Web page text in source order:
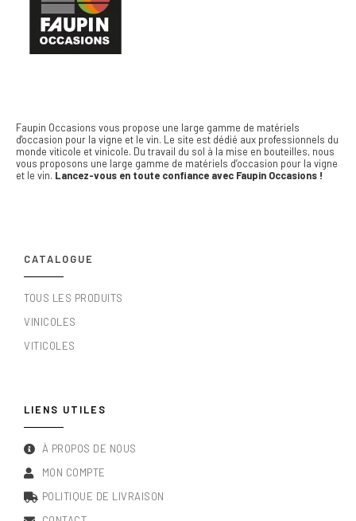
Faupin Occasions vous propose une large gamme de matériels
d'occasion pour la vigne et le vin. Le site est dédié aux professionnels du
monde viticole et vinicole. Du travail du sol à la mise en bouteilles, nous
vous proposons une large gamme de matériels d’occasion pour la vigne
et le vin. Lancez-vous en toute confiance avec Faupin Occasions !
CATALOGUE
TOUS LES PRODUITS
VINICOLES
VITICOLES
LIENS UTILES
À PROPOS DE NOUS
MON COMPTE
POLITIQUE DE LIVRAISON